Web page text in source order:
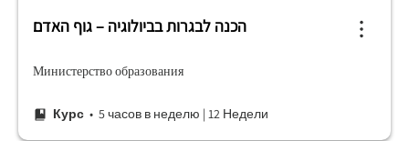
הכנה לבגרות בביולוגיה – גוף האדם
Министерство образования
Курс • 5 часов в неделю | 12 Недели